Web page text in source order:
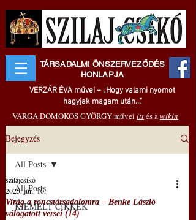
TÁRSADALMI ÖNSZERVEZŐDÉS
HONLAPJA
VERZÁR ÉVA művei – „Hogy valami nyomot
hagyjak magam után..."
VARGA DOMOKOS GYÖRGY művei ittés awikin
Bejegyzés
All Posts
KIEMELT CIKKEK
All Posts
Virág a roncstársadalomra – Benke László
válogatott versei (14)
szilajcsiko
2025. jún. 10.